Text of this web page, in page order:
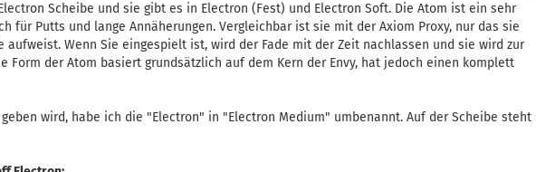
Scheibe und sie gibt es in Electron (Fest) und Electron Soft. Die Atom ist ein sehr
für Putts und lange Annäherungen. Vergleichbar ist sie mit der Axiom Proxy, nur das sie
aufweist. Wenn Sie eingespielt ist, wird der Fade mit der Zeit nachlassen und sie wird zur
Form der Atom basiert grundsätzlich auf dem Kern der Envy, hat jedoch einen komplett
wird, habe ich die "Electron" in "Electron Medium" umbenannt. Auf der Scheibe steht